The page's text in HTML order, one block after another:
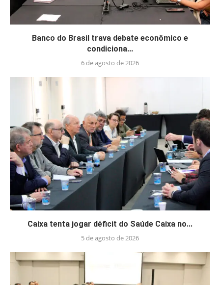
Banco do Brasil trava debate econômico e
condiciona...
6 de agosto de 2026
Caixa tenta jogar déficit do Saúde Caixa no...
5 de agosto de 2026